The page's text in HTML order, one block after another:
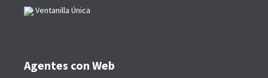
Ventanilla Única
Agentes con Web